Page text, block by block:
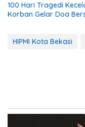
100 Hari Tragedi
Korban Gelar Doa
HIPMI Kota Bekasi